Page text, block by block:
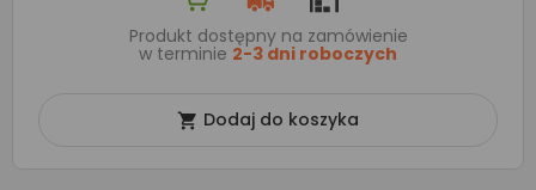
Produkt dostępny na zamówienie
w terminie 2-3 dni roboczych
 Dodaj do koszyka